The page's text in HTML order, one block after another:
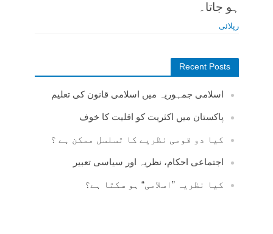
ہو جاتا۔
رپلائی
Recent Posts
اسلامی جمہوریہ میں اسلامی قانون کی تعلیم
پاکستان میں اکثریت کو اقلیت کا خوف
کیا دو قومی نظریے کا تسلسل ممکن ہے ؟
اجتماعی احکام، نظریہ اور سیاسی تعبیر
کیا نظریہ ”اسلامی“ ہو سکتا ہے؟